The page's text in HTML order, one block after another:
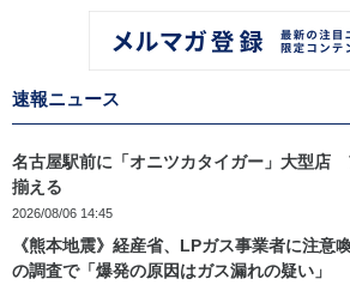
速報ニュース
名古屋駅前に「オニツカタイガー」大型店
揃える
2026/08/06 14:45
《熊本地震》経産省、LPガス事業者に注
の調査で「爆発の原因はガス漏れの疑い」